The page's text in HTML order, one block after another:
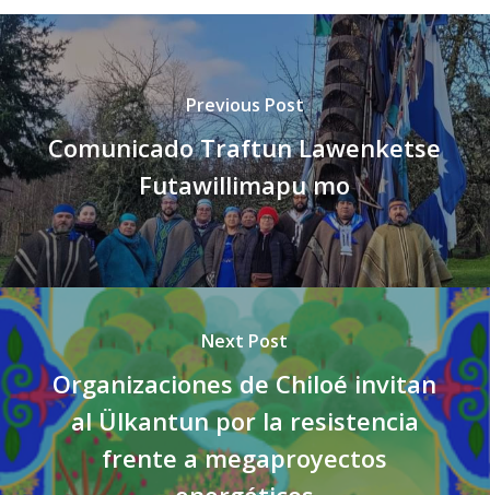
Previous Post
Comunicado Traftun Lawenketse
Futawillimapu mo
Next Post
Organizaciones de Chiloé invitan
al Ülkantun por la resistencia
frente a megaproyectos